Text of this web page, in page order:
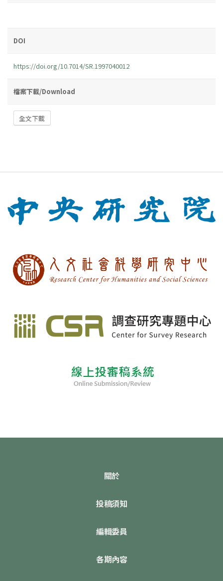
DOI
https://doi.org/10.7014/SR.1997040012
檔案下載/Download
全文下載
關於
投稿須知
編輯委員
各期內容